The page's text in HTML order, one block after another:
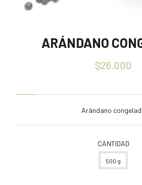
ARÁNDANO
$26.000
Arándano
CANTIDAD
500 g